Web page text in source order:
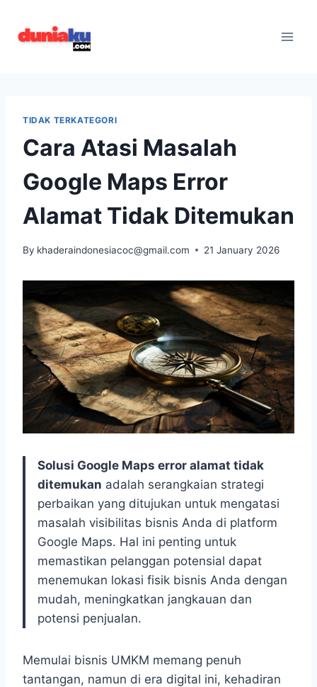
content
TIDAK TERKATEGORI
Cara Atasi Masalah
Google Maps Error
Alamat Tidak Ditemukan
By khaderaindonesiacoc@gmail.com 21 January 2026
Solusi Google Maps error alamat tidak
ditemukan adalah serangkaian strategi
perbaikan yang ditujukan untuk mengatasi
masalah visibilitas bisnis Anda di platform
Google Maps. Hal ini penting untuk
memastikan pelanggan potensial dapat
menemukan lokasi fisik bisnis Anda dengan
mudah, meningkatkan jangkauan dan
potensi penjualan.
Memulai bisnis UMKM memang penuh
tantangan, namun di era digital ini, kehadiran